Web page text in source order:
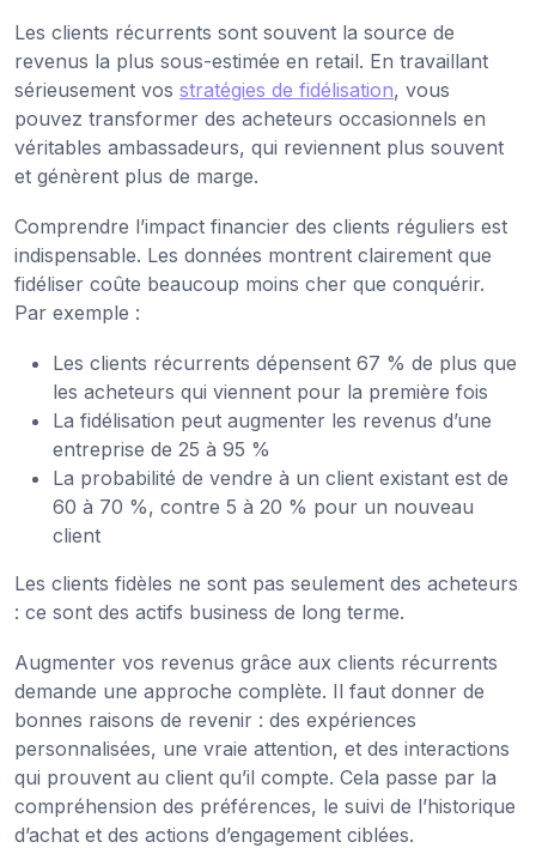
Les clients récurrents sont souvent la source de
revenus la plus sous-estimée en retail. En travaillant
sérieusement vos stratégies de fidélisation, vous
pouvez transformer des acheteurs occasionnels en
véritables ambassadeurs, qui reviennent plus souvent
et génèrent plus de marge.
Comprendre l’impact financier des clients réguliers est
indispensable. Les données montrent clairement que
fidéliser coûte beaucoup moins cher que conquérir.
Par exemple :
Les clients récurrents dépensent 67 % de plus que
les acheteurs qui viennent pour la première fois
La fidélisation peut augmenter les revenus d’une
entreprise de 25 à 95 %
La probabilité de vendre à un client existant est de
60 à 70 %, contre 5 à 20 % pour un nouveau
client
Les clients fidèles ne sont pas seulement des acheteurs
: ce sont des actifs business de long terme.
Augmenter vos revenus grâce aux clients récurrents
demande une approche complète. Il faut donner de
bonnes raisons de revenir : des expériences
personnalisées, une vraie attention, et des interactions
qui prouvent au client qu’il compte. Cela passe par la
compréhension des préférences, le suivi de l’historique
d’achat et des actions d’engagement ciblées.